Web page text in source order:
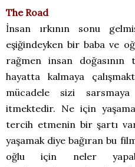
The Road
İnsan ırkının sonu
eşiğindeyken bir baba ve
rağmen insan
hayatta kalmaya
mücadele sizi
itmektedir. Ne için
tercih etmenin bir şartı
yaşamak diye bağıran bu
oğlu için neler